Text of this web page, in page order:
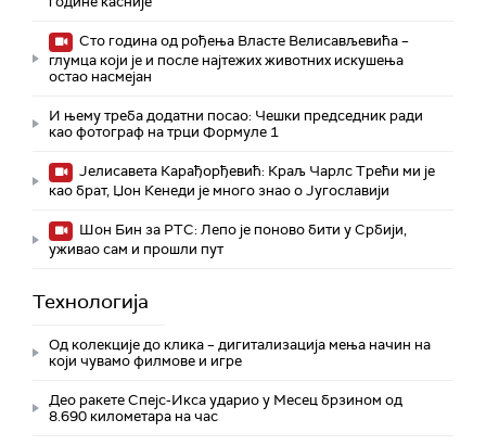
Сто година од рођења Власте Велисављевића –
глумца који је и после најтежих животних искушења
остао насмејан
И њему треба додатни посао: Чешки председник ради
као фотограф на трци Формуле 1
Јелисавета Карађорђевић: Краљ Чарлс Трећи ми је
као брат, Џон Кенеди је много знао о Југославији
Шон Бин за РТС: Лепо је поново бити у Србији,
уживао сам и прошли пут
Технологијa
Од колекције до клика – дигитализација мења начин на
који чувамо филмове и игре
Део ракете Спејс-Икса ударио у Месец брзином од
8.690 километара на час